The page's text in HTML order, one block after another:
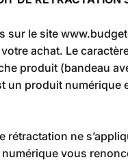
sur le site
achat. Le
produit (bandeau
un produit numérique
rétractation ne
vous